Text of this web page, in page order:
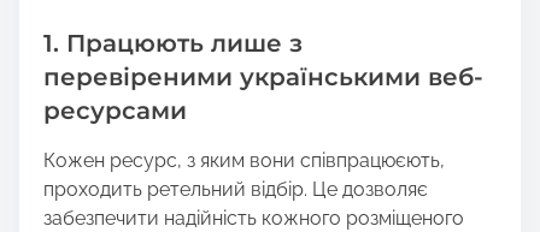
1. Працюють лише з
перевіреними українськими веб-
ресурсами
Кожен ресурс, з яким вони співпрацюєють,
проходить ретельний відбір. Це дозволяє
забезпечити надійність кожного розміщеного